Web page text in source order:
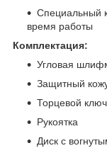
Специальный
время работы
Комплектация:
Угловая
Защитный
Торцевой ключ
Рукоятка
Диск с